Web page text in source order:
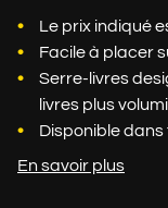
Le prix indiqué
Facile à placer
Serre-livres
livres plus
Disponible
En savoir plus